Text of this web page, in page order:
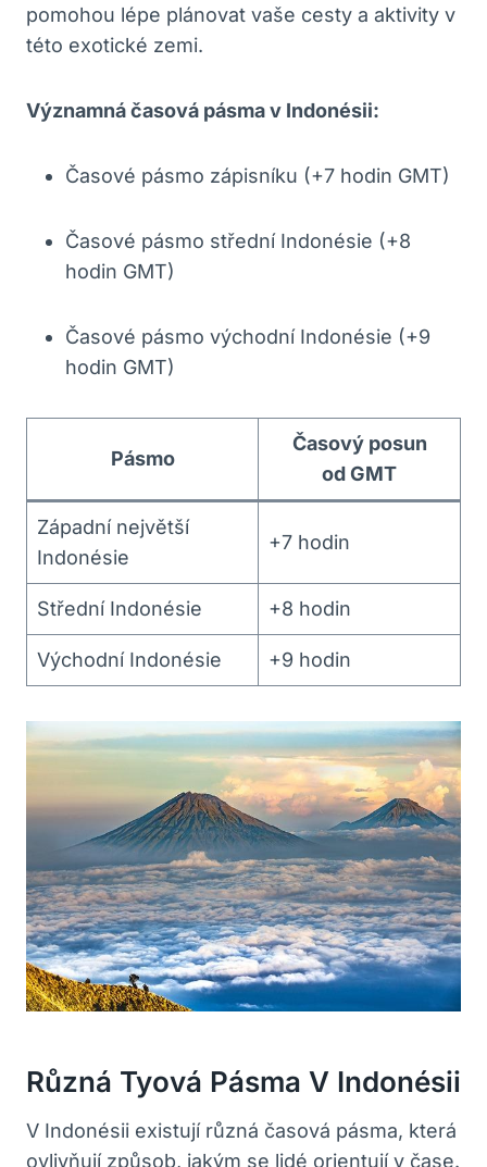
pomohou lépe⁢ plánovat vaše cesty ⁢a aktivity v
této exotické ‌zemi.
Významná časová pásma v ⁢Indonésii:
Časové pásmo zápisníku ⁣(+7 ⁢hodin GMT)
Časové‌ pásmo ⁤střední Indonésie (+8
hodin GMT)
Časové pásmo východní Indonésie (+9
hodin GMT)
Pásmo
Časový posun
od GMT
Západní největší‍
Indonésie
+7 hodin
Střední Indonésie +8‌ hodin
Východní Indonésie +9 hodin
Různá Tyová Pásma⁢ V Indonésii
V Indonésii⁣ existují různá časová pásma, která
ovlivňují ‌způsob, jakým se lidé orientují ‌v čase.